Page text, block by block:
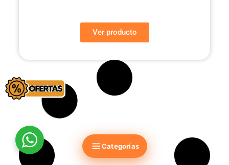
Ver producto
Categorías